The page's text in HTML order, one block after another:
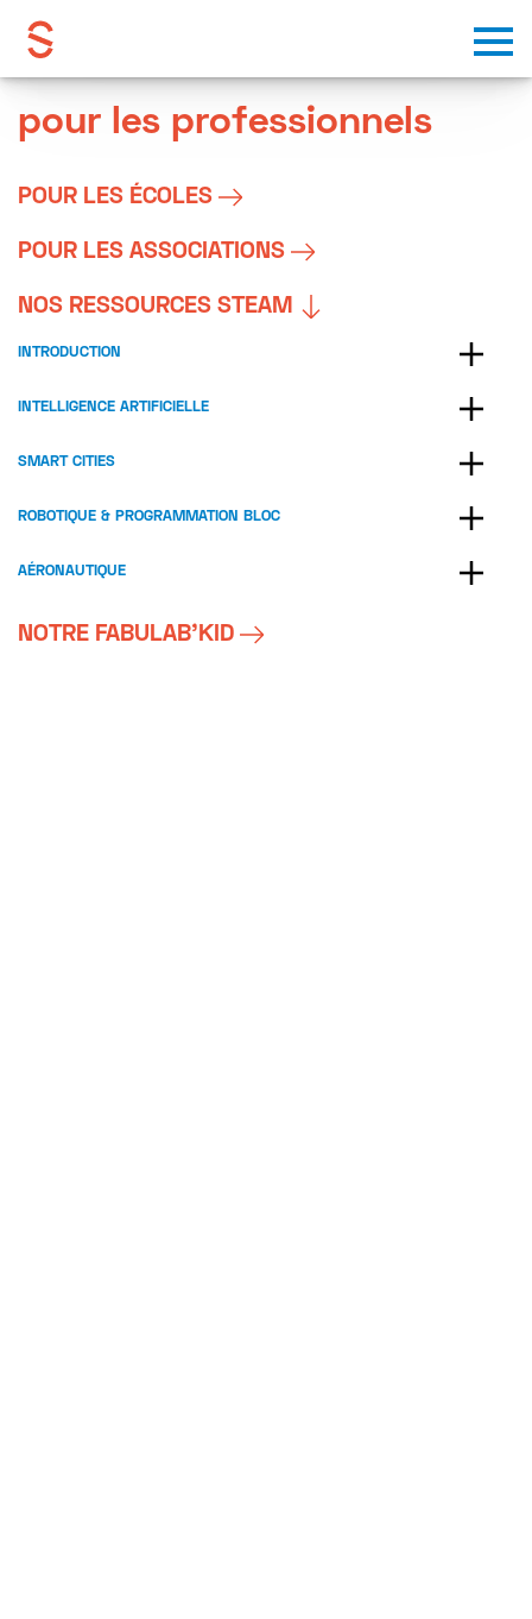
pour les professionnels
POUR LES ÉCOLES
POUR LES ASSOCIATIONS
NOS RESSOURCES STEAM
INTRODUCTION
INTELLIGENCE ARTIFICIELLE
SMART CITIES
ROBOTIQUE & PROGRAMMATION BLOC
AÉRONAUTIQUE
NOTRE FABULAB’KID